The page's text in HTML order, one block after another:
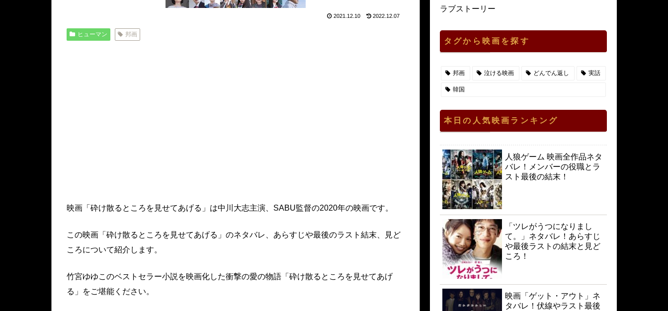
2021.12.10 2022.12.07
ヒューマン 邦画
映画「砕け散るところを見せてあげる」は中川大志主演、SABU監督の2020年の映画です。
この映画「砕け散るところを見せてあげる」のネタバレ、あらすじや最後のラスト結末、見ど
ころについて紹介します。
竹宮ゆゆこのベストセラー小説を映画化した衝撃の愛の物語「砕け散るところを見せてあげ
る」をご堪能ください。
ラブストーリー
タグから映画を探す
邦画 泣ける映画 どんでん返し 実話
韓国
本日の人気映画ランキング
人狼ゲーム 映画全作品ネタ
バレ！メンバーの役職とラ
スト最後の結末！
「ツレがうつになりまし
て。」ネタバレ！あらすじ
や最後ラストの結末と見ど
ころ！
映画「ゲット・アウト」ネ
タバレ！伏線やラスト最後